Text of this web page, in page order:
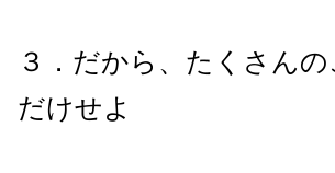
３．だから、たくさん
だけせよ